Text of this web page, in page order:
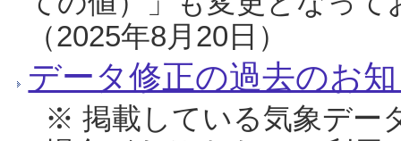
（2025年8月20日）
データ修正の過去のお
※ 掲載している気象デー